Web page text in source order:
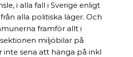
i alla fall i Sverige enligt
alla politiska läger. Och
framför allt i
miljöbilar på
inte sena att hänga på inkl